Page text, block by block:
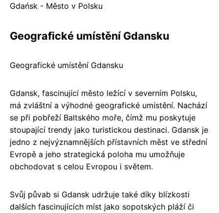
Gdańsk - Město v Polsku
Geografické umístění Gdansku
Geografické umístění Gdansku
Gdansk, fascinující město ležící v severním Polsku,
má zvláštní a výhodné geografické umístění. Nachází
se při pobřeží Baltského moře, čímž mu poskytuje
stoupající trendy jako turistickou destinaci. Gdansk je
jedno z nejvýznamnějších přístavních měst ve střední
Evropě a jeho strategická poloha mu umožňuje
obchodovat s celou Evropou i světem.
Svůj půvab si Gdansk udržuje také díky blízkosti
dalších fascinujících míst jako sopotských pláží či